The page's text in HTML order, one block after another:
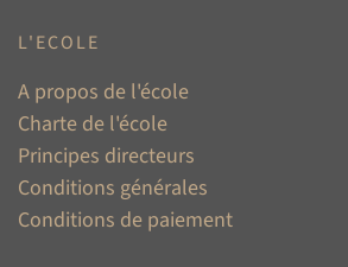
L'ECOLE
A propos de l'école
Charte de l'école
Principes directeurs
Conditions générales
Conditions de paiement